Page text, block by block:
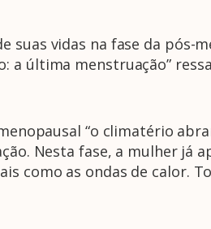
suas vidas na fase da pós-
a última menstruação”
“o climatério
Nesta fase, a mulher já
como as ondas de calor.